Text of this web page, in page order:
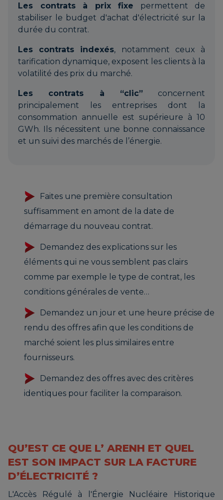
Les contrats à prix fixe permettent de
stabiliser le budget d'achat d'électricité sur la
durée du contrat.
Les contrats indexés, notamment ceux à
tarification dynamique, exposent les clients à la
volatilité des prix du marché.
Les contrats à “clic”concernent
principalement les entreprises dont la
consommation annuelle est supérieure à 10
GWh. Ils nécessitent une bonne connaissance
et un suivi des marchés de l’énergie.
Faites une première consultation
suffisamment en amont de la date de
démarrage du nouveau contrat.
Demandez des explications sur les
éléments qui ne vous semblent pas clairs
comme par exemple le type de contrat, les
conditions générales de vente…
Demandez un jour et une heure précise de
rendu des offres afin que les conditions de
marché soient les plus similaires entre
fournisseurs.
Demandez des offres avec des critères
identiques pour faciliter la comparaison.
QU’EST CE QUE L’ ARENH ET QUEL
EST SON IMPACT SUR LA FACTURE
D’ÉLECTRICITÉ ?
L'Accès Régulé à l'Énergie Nucléaire Historique